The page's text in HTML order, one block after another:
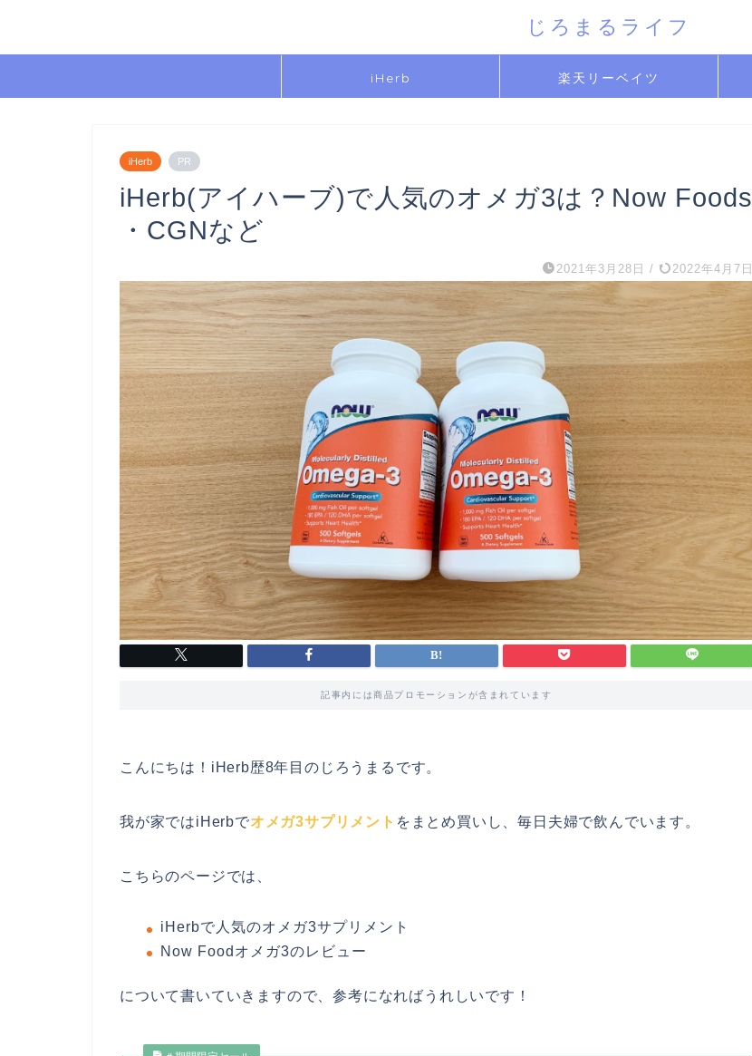
じろまるライフ
iHerb 楽天リーベイツ
iHerb PR
iHerb(アイハーブ)で人気のオメガ3は？Now Foods
・CGNなど
2021年3月28日 / 2022年4月7日
記事内には商品プロモーションが含まれています
こんにちは！iHerb歴8年目のじろうまるです。
我が家ではiHerbでオメガ3サプリメント をまとめ買いし、毎日夫婦で飲んでいます。
こちらのページでは、
iHerbで人気のオメガ3サプリメント
Now Foodオメガ3のレビュー
について書いていきますので、参考になればうれしいです！